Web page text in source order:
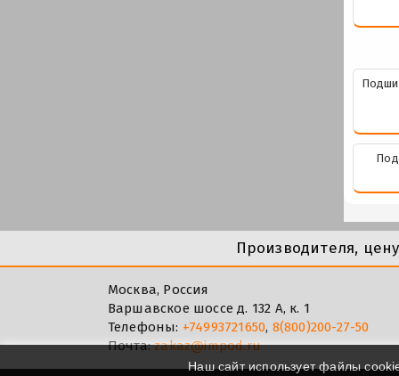
Производителя,
Москва, Россия
Варшавское шоссе д. 132 А, к. 1
Телефоны: +74993721650, 8(800)200-27-50
Почта:zakaz@impod.ru
Наш сайт использует файлы